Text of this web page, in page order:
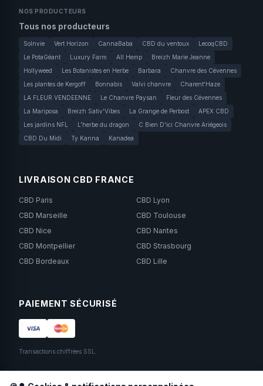
NOS PRODUCTEURS
Tous nos producteurs
Solnvie Vert Horizon CannaBaba CBD du ventoux
LecoqCBD
Le PotaGéant
Luxury Farm All Hemp
Breizh Marie Jeanne
Hollyweed
Les Botanistes en Herbe Barbara
Chanvre des Cévennes
Les plantes de Kergoff
Bonnabis Valvi chanvre
Charent'Haze
LA FLEUR VENDEENNE
Le Chanvre Paysan
Fleur des Cévennes
La Mariposa
Breizh Sativ'Vibes La Grange de Perbost
APEX CBD
Les jardins NFL
L'herbe du dragon
C Bien D'ici Chanvre Ariégeois
CBD Du Midi
Ty Kanna Kanadea
LIVRAISON CBD FRANCE
CBD Paris
CBD Lyon
CBD Marseille
CBD Toulouse
CBD Nice
CBD Nantes
CBD Montpellier
CBD Strasbourg
CBD Bordeaux
CBD Lille
PAIEMENT SÉCURISÉ
Transactions chiffrées SSL.